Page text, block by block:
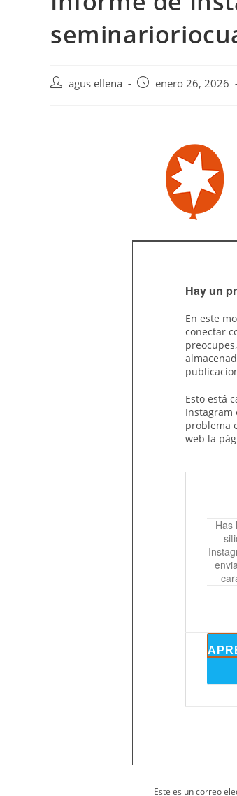
agus ellena enero 26, 2026
Hay un
En este
conectar
Esto está
Instagram
problema
web la
Has
Este es un correo